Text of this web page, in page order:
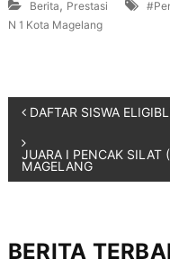
Berita, Prestasi
N 1 Kota Magelang
DAFTAR SISWA
JUARA I PENCAK SILAT
MAGELANG
BERITA